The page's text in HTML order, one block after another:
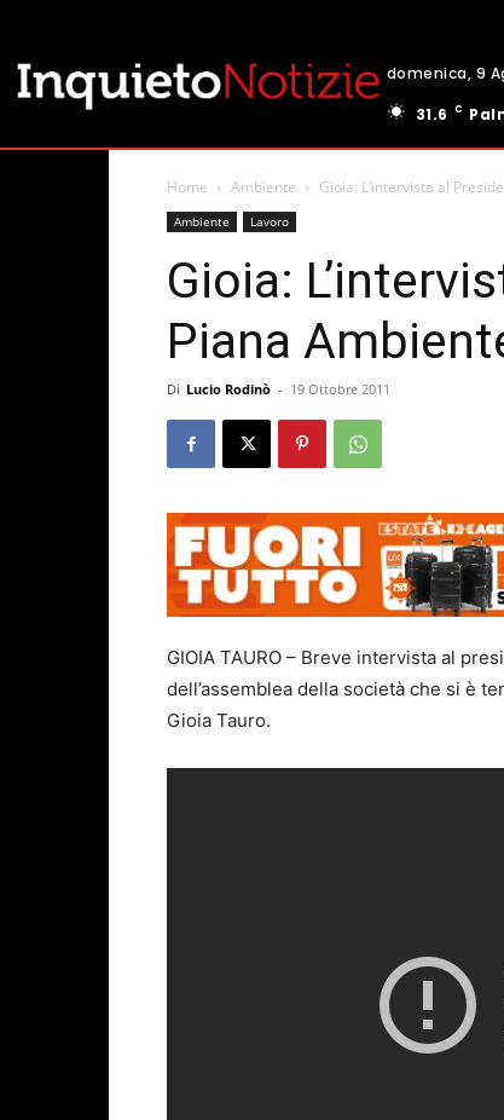
domenica, 9
31.6
C
Home Ambiente Gioia: L’intervista al
Ambiente Lavoro
Gioia:
Piana
Di Lucio Rodinò - 19 Ottobre 2011
GIOIA TAURO – Breve intervista al
dell’assemblea della società che si è
Gioia Tauro.